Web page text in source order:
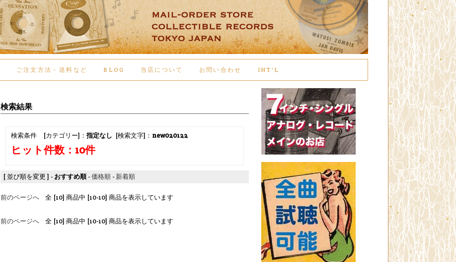
ご注文方法・送料など BLOG 当店について お問い合わせ INT'L
検索結果
検索条件 [カテゴリー]： 指定なし [検索文字]： new020122
ヒット件数：10件
[ 並び順を変更 ] - おすすめ順-価格順 - 新着順
前のページへ 全 [10] 商品中 [10-10] 商品を表示しています
前のページへ 全 [10] 商品中 [10-10] 商品を表示しています